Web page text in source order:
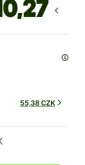
55,38 CZK